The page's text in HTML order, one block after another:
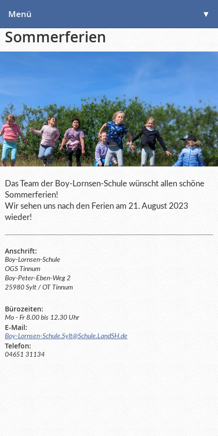
Menü ▼
▼
Sommerferien
Das Team der Boy-Lornsen-Schule wünscht allen schöne
Sommerferien!
Wir sehen uns nach den Ferien am 21. August 2023
wieder!
Anschrift:
Boy-Lornsen-Schule
OGS Tinnum
Boy-Peter-Eben-Weg 2
25980 Sylt / OT Tinnum
Bürozeiten:
Mo - Fr 8.00 bis 12.30 Uhr
E-Mail:
Boy-Lornsen-Schule.Sylt@Schule.LandSH.de
Telefon:
04651 31134